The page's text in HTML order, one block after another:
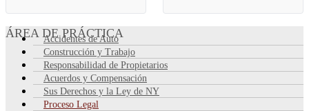
por las lesiones...
ÁREA DE PRÁCTICA
Accidentes de Auto
Construcción y Trabajo
Responsabilidad de Propietarios
Acuerdos y Compensación
Sus Derechos y la Ley de NY
Proceso Legal